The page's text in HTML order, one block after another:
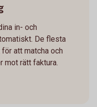
in- och
De flesta
att matcha och
mot rätt faktura.